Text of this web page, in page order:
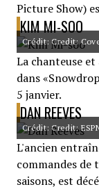
Picture Show)
KIM MI-SOO
Crédit: Credit:
La chanteuse
dans
5 janvier.
DAN REEVES
Crédit: Credit:
L'ancien
commandes de
saisons, est